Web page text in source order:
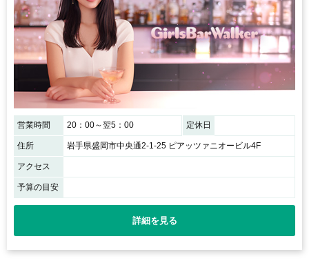
営業時間 20：00～翌5：00 定休日
住所 岩手県盛岡市中央通2-1-25 ピアッツァニオービル4F
アクセス
予算の目安
詳細を見る